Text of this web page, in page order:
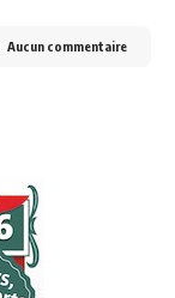
Aucun commentaire